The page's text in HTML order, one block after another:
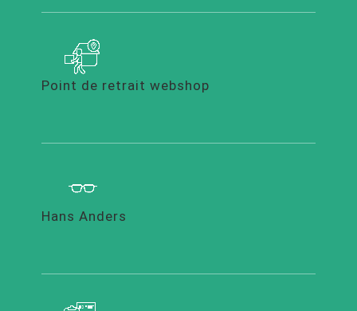
Point de retrait webshop
Hans Anders